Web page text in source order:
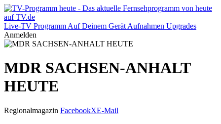
Live-TV Programm Auf Deinem Gerät Aufnahmen Upgrades
Anmelden
MDR SACHSEN-ANHALT
HEUTE
Regionalmagazin FacebookXE-Mail